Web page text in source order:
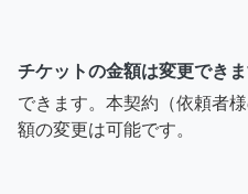
チケットの金額は変更でき
できます。本契約（依頼者
額の変更は可能です。